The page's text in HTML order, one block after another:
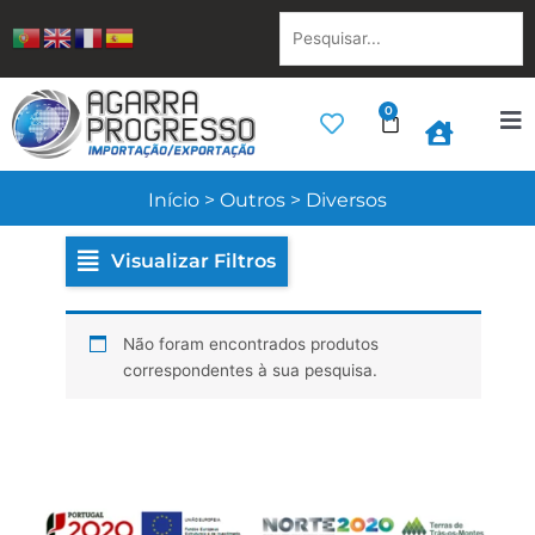
to
0
Cart
Início > Outros > Diversos
Visualizar Filtros
Não foram encontrados produtos
correspondentes à sua pesquisa.